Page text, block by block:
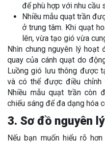
để phù hợp với nhu cầu
Nhiều mẫu quạt trần
ở trung tâm. Khi quạt
lên, vừa tạo gió vừa
Nhìn chung nguyên lý
quay của cánh quạt do
Luồng gió lưu thông được
và có thể được điều
Nhiều mẫu quạt trần còn
chiếu sáng để đa dạng hóa
3. Sơ đồ nguyên
Nếu bạn muốn hiểu rõ